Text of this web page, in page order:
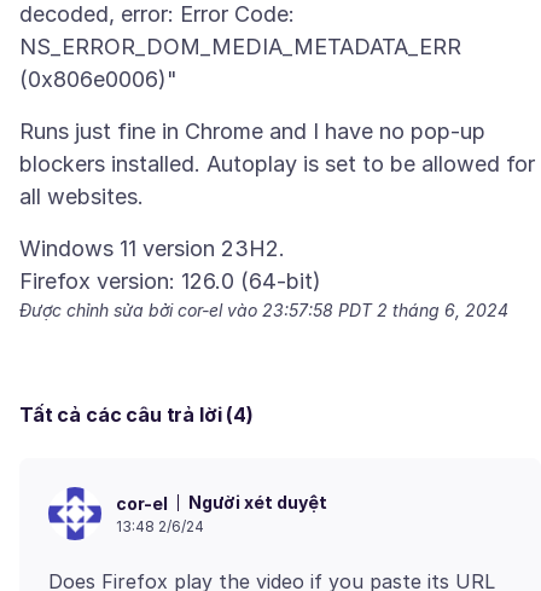
decoded, error: Error Code:
NS_ERROR_DOM_MEDIA_METADATA_ERR
Runs just fine in Chrome and I have no pop-up
blockers installed. Autoplay is set to be allowed for
Windows 11 version 23H2.
Được chỉnh sửa bởi cor-el vào 23:57:58 PDT 2 tháng 6, 2024
Tất cả các câu trả lời (4)
cor-el Người xét duyệt
13:48 2/6/24
Does Firefox play the video if you paste its URL